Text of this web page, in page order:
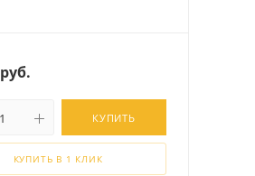
руб.
КУПИТЬ
КУПИТЬ В 1 КЛИК